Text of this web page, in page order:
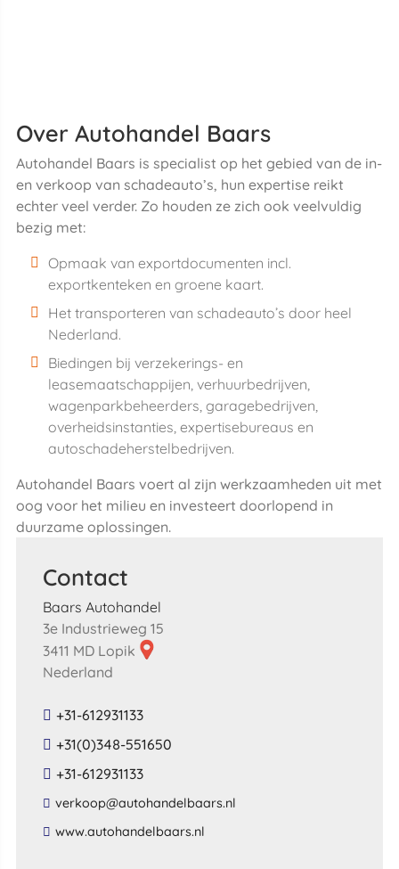
Over Autohandel Baars
Autohandel Baars is specialist op het gebied van de in-
en verkoop van schadeauto’s, hun expertise reikt
echter veel verder. Zo houden ze zich ook veelvuldig
bezig met:
Opmaak van exportdocumenten incl.
exportkenteken en groene kaart.
Het transporteren van schadeauto’s door heel
Nederland.
Biedingen bij verzekerings- en
leasemaatschappijen, verhuurbedrijven,
wagenparkbeheerders, garagebedrijven,
overheidsinstanties, expertisebureaus en
autoschadeherstelbedrijven.
Autohandel Baars voert al zijn werkzaamheden uit met
oog voor het milieu en investeert doorlopend in
duurzame oplossingen.
Contact
Baars Autohandel
3e Industrieweg 15
3411 MD Lopik
Nederland
+31-612931133
+31(0)348-551650
+31-612931133
​verkoop​@​autohandelbaars​.​nl​
​www​.​autohandelbaars​.​nl​